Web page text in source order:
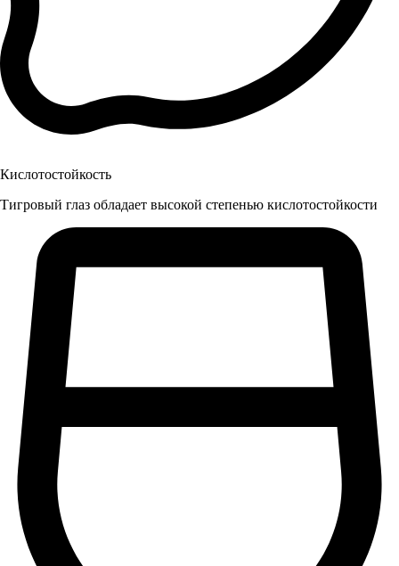
Кислотостойкость
Тигровый глаз обладает высокой степенью кислотостойкости